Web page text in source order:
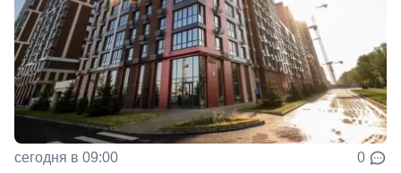
сегодня в 09:00 0